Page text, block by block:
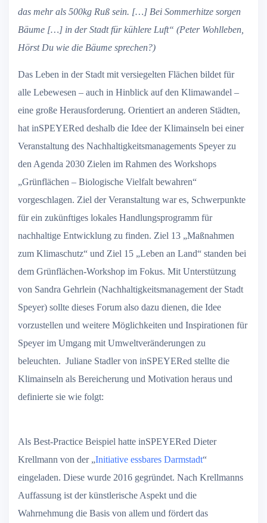
das mehr als 500kg Ruß sein. […] Bei Sommerhitze sorgen
Bäume […] in der Stadt für kühlere Luft“ (Peter Wohlleben,
Hörst Du wie die Bäume sprechen?)
Das Leben in der Stadt mit versiegelten Flächen bildet für
alle Lebewesen – auch in Hinblick auf den Klimawandel –
eine große Herausforderung. Orientiert an anderen Städten,
hat inSPEYERed deshalb die Idee der Klimainseln bei einer
Veranstaltung des Nachhaltigkeitsmanagements Speyer zu
den Agenda 2030 Zielen im Rahmen des Workshops
„Grünflächen – Biologische Vielfalt bewahren“
vorgeschlagen. Ziel der Veranstaltung war es, Schwerpunkte
für ein zukünftiges lokales Handlungsprogramm für
nachhaltige Entwicklung zu finden. Ziel 13 „Maßnahmen
zum Klimaschutz“ und Ziel 15 „Leben an Land“ standen bei
dem Grünflächen-Workshop im Fokus. Mit Unterstützung
von Sandra Gehrlein (Nachhaltigkeitsmanagement der Stadt
Speyer) sollte dieses Forum also dazu dienen, die Idee
vorzustellen und weitere Möglichkeiten und Inspirationen für
Speyer im Umgang mit Umweltveränderungen zu
beleuchten. Juliane Stadler von inSPEYERed stellte die
Klimainseln als Bereicherung und Motivation heraus und
definierte sie wie folgt:
Als Best-Practice Beispiel hatte inSPEYERed Dieter
Krellmann von der „Initiative essbares Darmstadt“
eingeladen. Diese wurde 2016 gegründet. Nach Krellmanns
Auffassung ist der künstlerische Aspekt und die
Wahrnehmung die Basis von allem und fördert das